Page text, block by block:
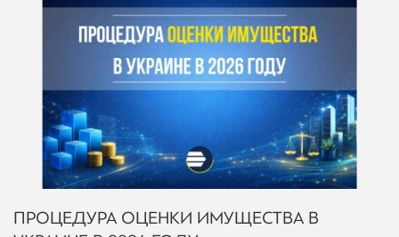
ПРОЦЕДУРА ОЦЕНКИ ИМУЩЕСТВА В